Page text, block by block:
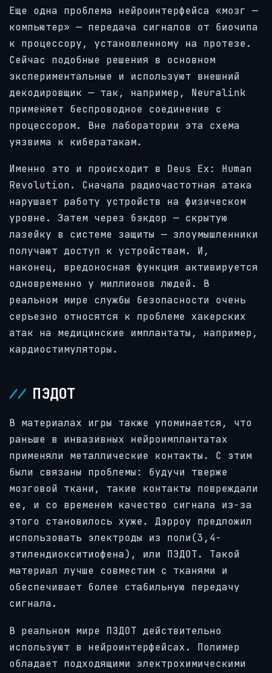
Еще одна проблема нейроинтерфейса «мозг —
компьютер» — передача сигналов от биочипа
к процессору, установленному на протезе.
Сейчас подобные решения в основном
экспериментальные и используют внешний
декодировщик — так, например, Neuralink
применяет беспроводное соединение с
процессором. Вне лаборатории эта схема
уязвима к кибератакам.
Именно это и происходит в Deus Ex: Human
Revolution. Сначала радиочастотная атака
нарушает работу устройств на физическом
уровне. Затем через бэкдор — скрытую
лазейку в системе защиты — злоумышленники
получают доступ к устройствам. И,
наконец, вредоносная функция активируется
одновременно у миллионов людей. В
реальном мире службы безопасности очень
серьезно относятся к проблеме хакерских
атак на медицинские имплантаты, например,
кардиостимуляторы.
ПЭДОТ
В материалах игры также упоминается, что
раньше в инвазивных нейроимплантатах
применяли металлические контакты. С этим
были связаны проблемы: будучи тверже
мозговой ткани, такие контакты повреждали
ее, и со временем качество сигнала из-за
этого становилось хуже. Дэрроу предложил
использовать электроды из поли(3,4-
этилендиокситиофена), или ПЭДОТ. Такой
материал лучше совместим с тканями и
обеспечивает более стабильную передачу
сигнала.
В реальном мире ПЭДОТ действительно
используют в нейроинтерфейсах. Полимер
обладает подходящими электрохимическими